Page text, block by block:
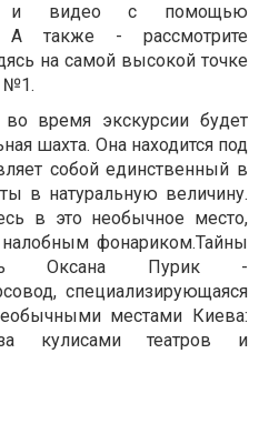
и видео с помощью
А также - рассмотрите
на самой высокой точке
№1.
время экскурсии будет
шахта. Она находится под
собой единственный в
в натуральную величину.
в это необычное место,
фонариком.Тайны
Оксана Пурик -
специализирующаяся
местами Киева:
кулисами театров и